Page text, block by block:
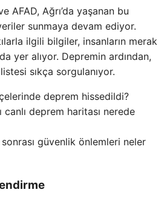
AFAD, Ağrı’da yaşanan bu
sunmaya devam ediyor.
ilgili bilgiler, insanların merak
yer alıyor. Depremin ardından,
listesi sıkça sorgulanıyor.
deprem hissedildi?
canlı deprem haritası nerede
sonrası güvenlik önlemleri neler